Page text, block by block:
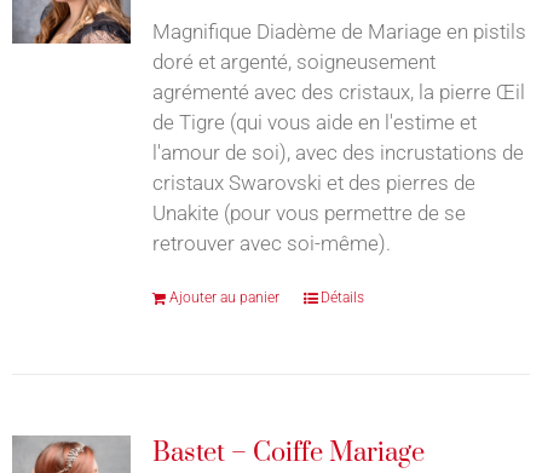
Magnifique Diadème de Mariage en pistils
doré et argenté, soigneusement
agrémenté avec des cristaux, la pierre Œil
de Tigre (qui vous aide en l'estime et
l'amour de soi), avec des incrustations de
cristaux Swarovski et des pierres de
Unakite (pour vous permettre de se
retrouver avec soi-même).
Ajouter au panier Détails
Bastet – Coiffe Mariage